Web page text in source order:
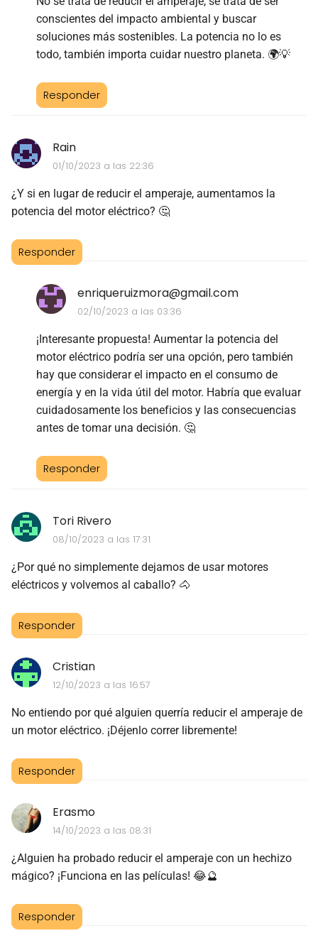
conscientes del impacto ambiental y buscar
soluciones más sostenibles. La potencia no lo es
todo, también importa cuidar nuestro planeta. 🌍💡
Responder
Rain
01/10/2023 a las 22:36
¿Y si en lugar de reducir el amperaje, aumentamos la
potencia del motor eléctrico? 🤔
Responder
enriqueruizmora@gmail.com
02/10/2023 a las 03:36
¡Interesante propuesta! Aumentar la potencia del
motor eléctrico podría ser una opción, pero también
hay que considerar el impacto en el consumo de
energía y en la vida útil del motor. Habría que evaluar
cuidadosamente los beneficios y las consecuencias
antes de tomar una decisión. 🤔
Responder
Tori Rivero
08/10/2023 a las 17:31
¿Por qué no simplemente dejamos de usar motores
eléctricos y volvemos al caballo? 🐴
Responder
Cristian
12/10/2023 a las 16:57
No entiendo por qué alguien querría reducir el amperaje de
un motor eléctrico. ¡Déjenlo correr libremente!
Responder
Erasmo
14/10/2023 a las 08:31
¿Alguien ha probado reducir el amperaje con un hechizo
mágico? ¡Funciona en las películas! 😂🔮
Responder